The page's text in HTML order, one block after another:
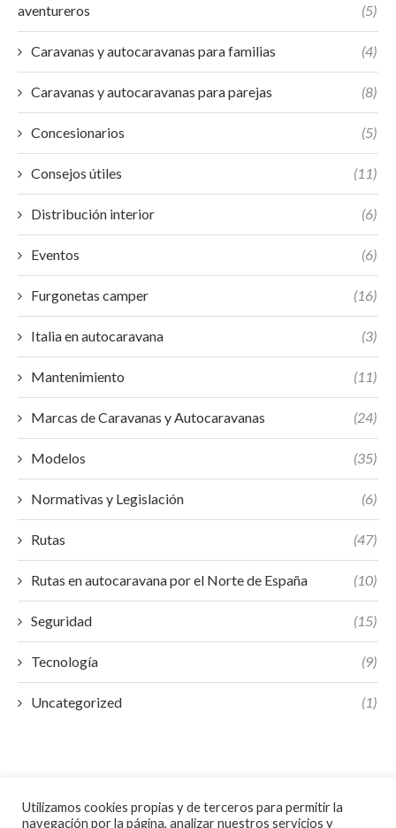
aventureros
(5)
Caravanas y autocaravanas para familias (4)
Caravanas y autocaravanas para parejas (8)
Concesionarios (5)
Consejos útiles (11)
Distribución interior (6)
Eventos (6)
Furgonetas camper (16)
Italia en autocaravana (3)
Mantenimiento (11)
Marcas de Caravanas y Autocaravanas (24)
Modelos (35)
Normativas y Legislación (6)
Rutas (47)
Rutas en autocaravana por el Norte de España (10)
Seguridad (15)
Tecnología (9)
Uncategorized (1)
Utilizamos cookies propias y de terceros para permitir la
navegación por la página, analizar nuestros servicios y